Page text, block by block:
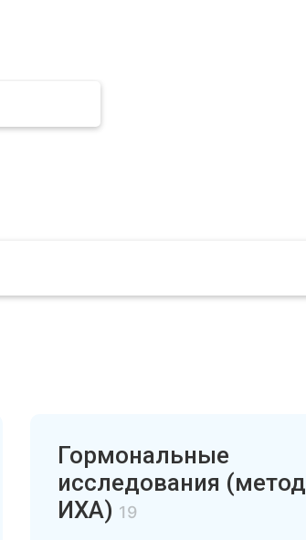
Гормональные
исследования (метод
ИХА) 19